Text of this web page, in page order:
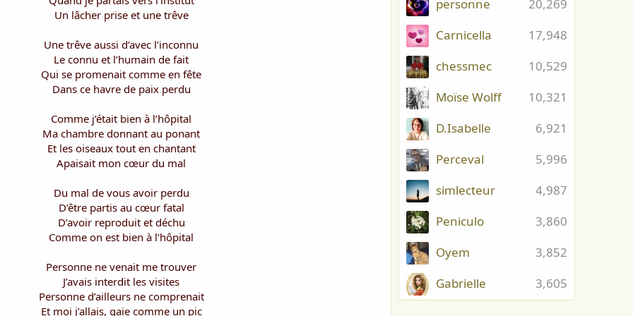
Un lâcher prise et une trêve
Une trêve aussi d’avec l’inconnu
Le connu et l’humain de fait
Qui se promenait comme en fête
Dans ce havre de paix perdu
Comme j’était bien à l’hôpital
Ma chambre donnant au ponant
Et les oiseaux tout en chantant
Apaisait mon cœur du mal
Du mal de vous avoir perdu
D’être partis au cœur fatal
D’avoir reproduit et déchu
Comme on est bien à l’hôpital
Personne ne venait me trouver
J’avais interdit les visites
Personne d’ailleurs ne comprenait
Et moi j’allais, gaie comme un pic
20,269
personne
17,948
Carnicella
10,529
chessmec
10,321
Moïse Wolff
6,921
D.Isabelle
5,996
Perceval
4,987
simlecteur
3,860
Peniculo
3,852
Oyem
3,605
Gabrielle